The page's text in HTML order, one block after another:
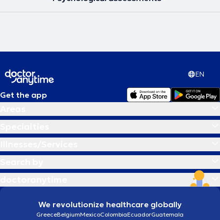
EN
Get the app
We revolutionize healthcare globally
GreeceBelgiumMexicoColombiaEcuadorGuatemala